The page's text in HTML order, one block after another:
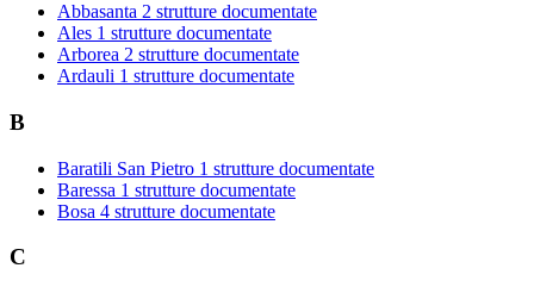
Abbasanta 2 strutture documentate
Ales 1 strutture documentate
Arborea 2 strutture documentate
Ardauli 1 strutture documentate
B
Baratili San Pietro 1 strutture documentate
Baressa 1 strutture documentate
Bosa 4 strutture documentate
C